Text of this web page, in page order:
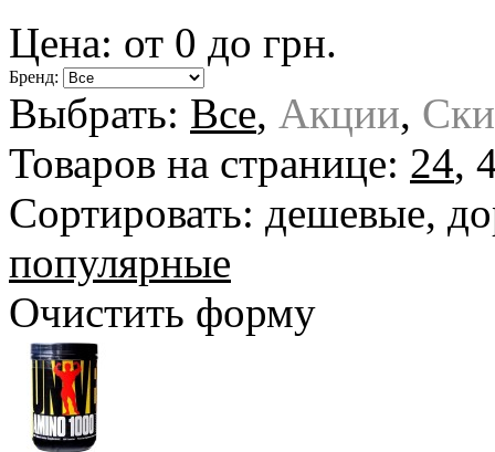
Цена: от 0 до грн.
Бренд:
Выбрать: Все, Акции,
Товаров на странице: 24,
Сортировать: дешевые,
популярные
Очистить форму